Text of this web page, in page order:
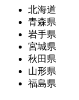
北海道
青森県
岩手県
宮城県
秋田県
山形県
福島県